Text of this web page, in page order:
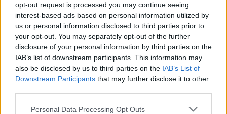
opt-out request is processed you may continue seeing
interest-based ads based on personal information utilized by
us or personal information disclosed to third parties prior to
your opt-out. You may separately opt-out of the further
disclosure of your personal information by third parties on the
IAB’s list of downstream participants. This information may
also be disclosed by us to third parties on the IAB’s List of
Downstream Participants that may further disclose it to other
Please note that this website/app uses one or more Google
Personal Data Processing Opt Outs